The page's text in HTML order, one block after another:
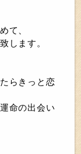
て、
します。
らきっと恋
命の出会い